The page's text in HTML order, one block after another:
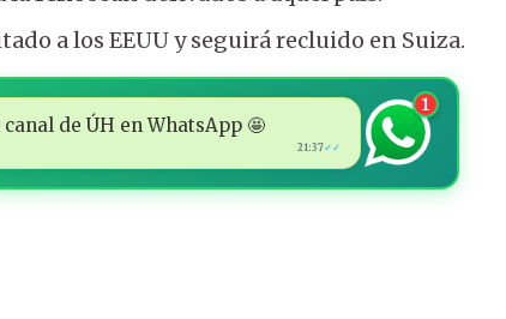
a los EEUU y seguirá recluido en Suiza.
de ÚH en WhatsApp 🤩
21:37✓✓
1